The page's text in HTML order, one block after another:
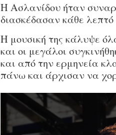
Η Ασλανίδου ήταν
διασκέδασαν κάθε
Η μουσική της κάλυψε
και οι μεγάλοι
και από την ερμηνεία
πάνω και άρχισαν να